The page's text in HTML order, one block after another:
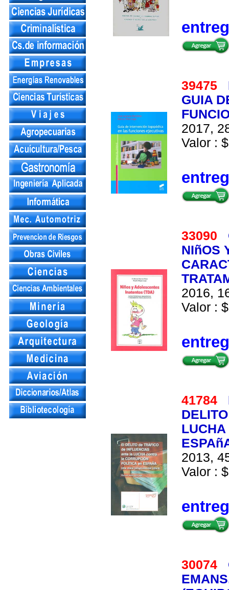
39475
GUIA
2017,
Valor :
33090
NIñOS
2016,
Valor :
41784
LUCHA
2013,
Valor :
30074